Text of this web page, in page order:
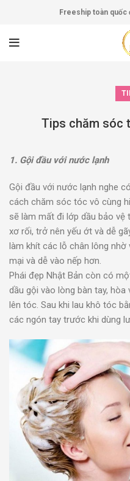
Freeship toàn quốc
Tips chăm sóc
1. Gội đầu với nước lạnh
Gội đầu với nước lạnh nghe
cách chăm sóc tóc vô cùng
sẽ làm mất đi lớp dầu bảo
xơ rối, trở nên yếu ớt và dễ
làm khít các lỗ chân lông
mại và dễ vào nếp hơn.
Phái đẹp Nhật Bản còn có
dầu gội vào lòng bàn tay,
lên tóc. Sau khi lau khô tóc
các ngón tay trước khi dùng